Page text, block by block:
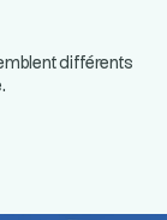
différents